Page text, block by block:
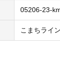
05206-23-
こまちライン